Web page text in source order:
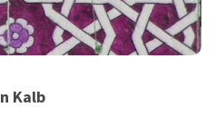
Kalb